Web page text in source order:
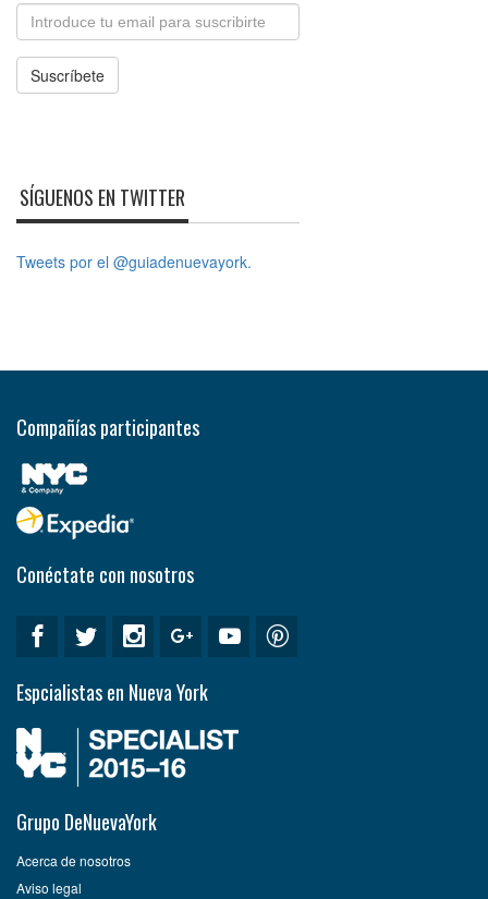
Email
Suscríbete
SÍGUENOS EN TWITTER
Tweets por el @guiadenuevayork.
Compañías participantes
Conéctate con nosotros
Espcialistas en Nueva York
Grupo DeNuevaYork
Acerca de nosotros
Aviso legal